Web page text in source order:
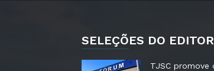
SELEÇÕES DO EDITOR
TJSC promove